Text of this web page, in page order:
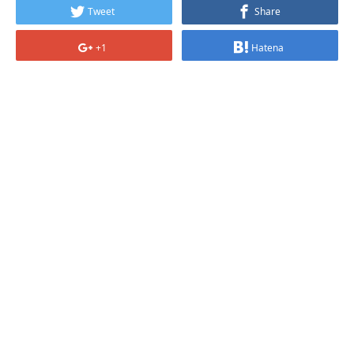
Tweet Share
+1 Hatena